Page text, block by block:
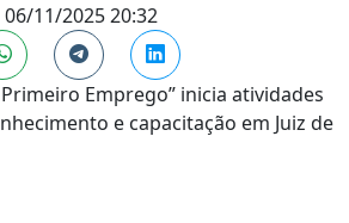
06/11/2025 20:32